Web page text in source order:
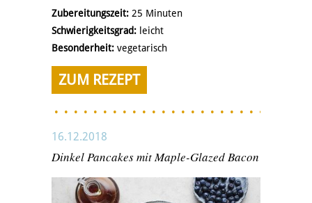
Zubereitungszeit: 25 Minuten
Schwierigkeitsgrad: leicht
Besonderheit: vegetarisch
ZUM REZEPT
16.12.2018
Dinkel Pancakes mit Maple-Glazed Bacon